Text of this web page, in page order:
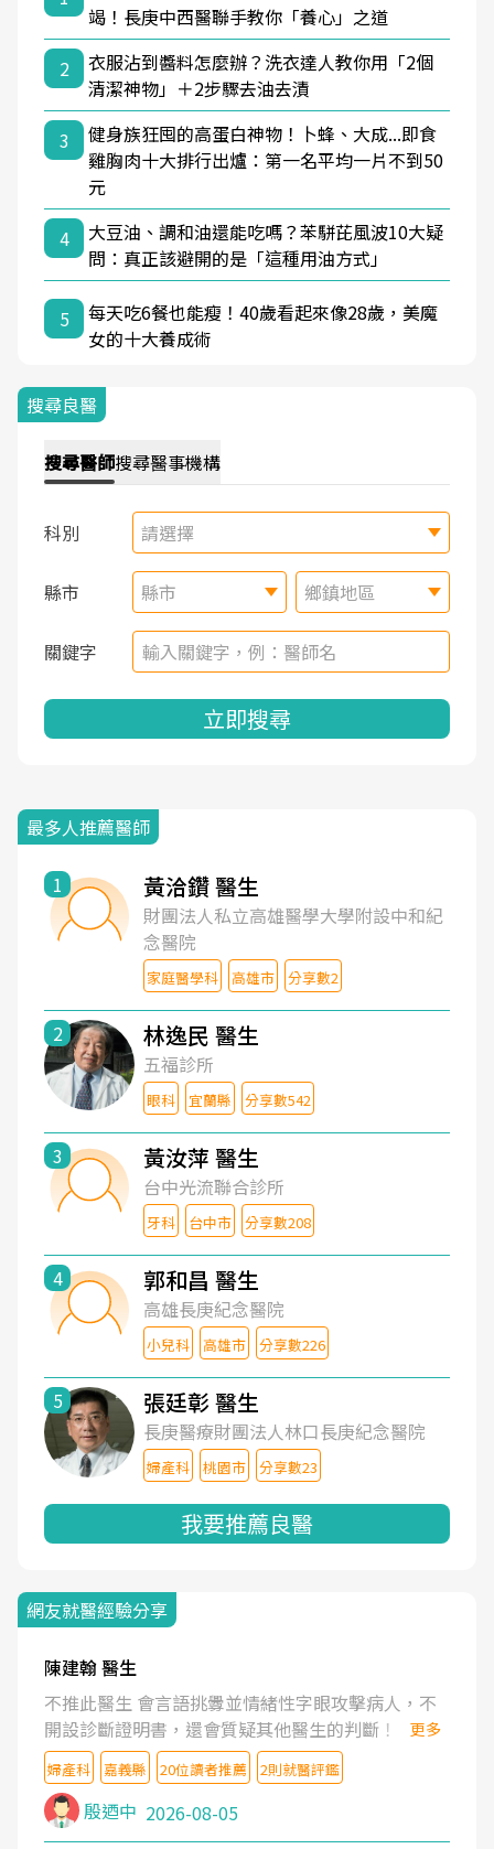
竭！長庚中西醫聯手教你「養心」之道
2
衣服沾到醬料怎麼辦？洗衣達人教你用「2個
清潔神物」＋2步驟去油去漬
3
健身族狂囤的高蛋白神物！卜蜂、大成...即食
雞胸肉十大排行出爐：第一名平均一片不到50
元
4
大豆油、調和油還能吃嗎？苯駢芘風波10大疑
問：真正該避開的是「這種用油方式」
5
每天吃6餐也能瘦！40歲看起來像28歲，美魔
女的十大養成術
搜尋良醫
搜尋醫師搜尋醫事機構
科別 請選擇
縣市 縣市 鄉鎮地區
關鍵字
立即搜尋
最多人推薦醫師
1 黃洽鑽 醫生
財團法人私立高雄醫學大學附設中和紀
念醫院
家庭醫學科 高雄市 分享數2
2 林逸民 醫生
五福診所
眼科 宜蘭縣 分享數542
3 黃汝萍 醫生
台中光流聯合診所
牙科 台中市 分享數208
4 郭和昌 醫生
高雄長庚紀念醫院
小兒科 高雄市 分享數226
5 張廷彰 醫生
長庚醫療財團法人林口長庚紀念醫院
婦產科 桃園市 分享數23
我要推薦良醫
網友就醫經驗分享
陳建翰 醫生
不推此醫生 會言語挑釁並情緒性字眼攻擊病人，不
開設診斷證明書，還會質疑其他醫生的判斷！
更多
婦產科 嘉義縣 20位讀者推薦 2則就醫評鑑
殷迺中 2026-08-05